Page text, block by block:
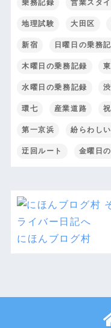
乗務記録 営業スタ
地理試験 大田区
新宿 日曜日の乗務
木曜日の乗務記録
水曜日の乗務記録
環七 産業道路
第一京浜 紛らわし
迂回ルート 金曜日
にほんブログ村